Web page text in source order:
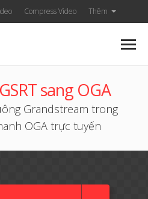
Compress Video Thêm
sang OGA
Grandstream trong
OGA trực tuyến